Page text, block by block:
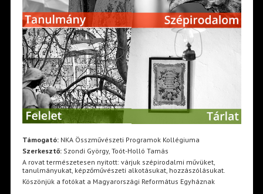
Támogató:NKA Összművészeti Programok Kollégiuma
Szerkesztő:Szondi György, Toót-Holló Tamás
A rovat természetesen nyitott: várjuk szépirodalmi művüket,
tanulmányukat, képzőművészeti alkotásukat, hozzászólásukat.
Köszönjük a fotókat a Magyarországi Református Egyháznak